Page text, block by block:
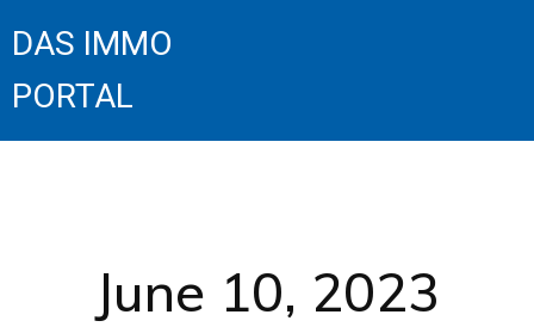
DAS IMMO
PORTAL
June 10, 2023